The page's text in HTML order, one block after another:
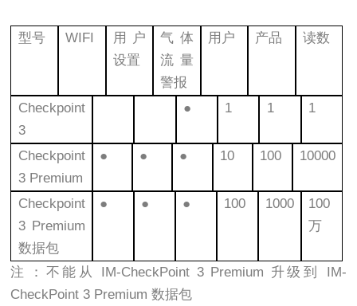
型号 WIFI
用户
设置
气体
流量
警报
用户 产品 读数
Checkpoint
3
● 1 1 1
Checkpoint
3 Premium
● ● ● 10 100 10000
Checkpoint
3 Premium
数据包
● ● ● 100 1000
100
万
注：不能从 IM-CheckPoint 3 Premium 升级到 IM-
CheckPoint 3 Premium 数据包